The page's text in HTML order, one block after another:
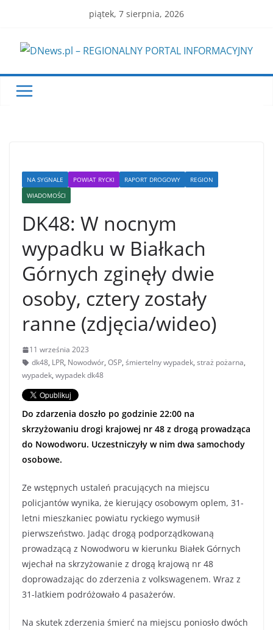
content
piątek, 7 sierpnia, 2026
NA SYGNALE POWIAT RYCKI RAPORT DROGOWY
REGION
WIADOMOŚCI
DK48: W nocnym
wypadku w Białkach
Górnych zginęły dwie
osoby, cztery zostały
ranne (zdjęcia/wideo)
11 września 2023
dk48, LPR, Nowodwór, OSP, śmiertelny wypadek, straż pożarna,
wypadek, wypadek dk48
Do zdarzenia doszło po godzinie 22:00 na
skrzyżowaniu drogi krajowej nr 48 z drogą prowadząca
do Nowodworu. Uczestniczyły w nim dwa samochody
osobowe.
Ze wstępnych ustaleń pracujących na miejscu
policjantów wynika, że kierujący osobowym oplem, 31-
letni mieszkaniec powiatu ryckiego wymusił
pierwszeństwo. Jadąc drogą podporządkowaną
prowadzącą z Nowodworu w kierunku Białek Górnych
wjechał na skrzyżowanie z drogą krajową nr 48
doprowadzając do zderzenia z volkswagenem. Wraz z
31-latkiem podróżowało 4 pasażerów.
Na skutek zderzenia śmierć na miejscu poniosło dwóch